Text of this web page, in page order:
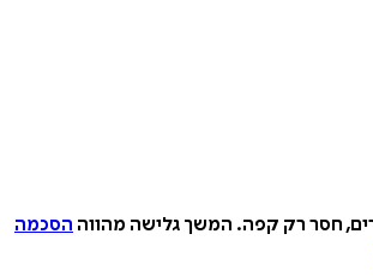
חסר רק קפה. המשך גלישה מהווה הסכמה